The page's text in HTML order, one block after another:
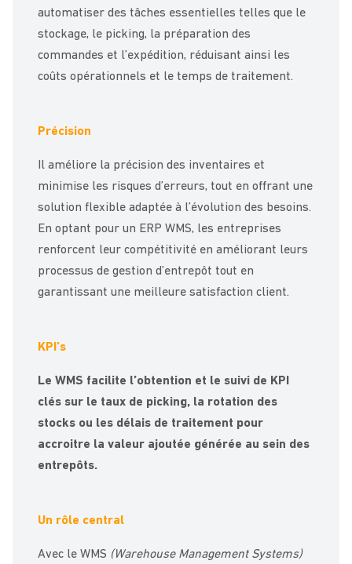
automatiser des tâches essentielles telles que le
stockage, le picking, la préparation des
commandes et l’expédition, réduisant ainsi les
coûts opérationnels et le temps de traitement.
Précision
Il améliore la précision des inventaires et
minimise les risques d’erreurs, tout en offrant une
solution flexible adaptée à l’évolution des besoins.
En optant pour un ERP WMS, les entreprises
renforcent leur compétitivité en améliorant leurs
processus de gestion d’entrepôt tout en
garantissant une meilleure satisfaction client.
KPI’s
Le WMS facilite l’obtention et le suivi de KPI
clés sur le taux de picking, la rotation des
stocks ou les délais de traitement pour
accroitre la valeur ajoutée générée au sein des
entrepôts.
Un rôle central
Avec le WMS (Warehouse Management Systems)